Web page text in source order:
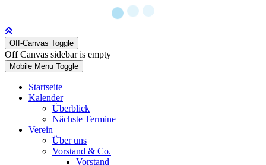
Off-Canvas Toggle
Off Canvas sidebar is empty
Mobile Menu Toggle
Startseite
Kalender
Überblick
Nächste Termine
Verein
Über uns
Vorstand & Co.
Vorstand